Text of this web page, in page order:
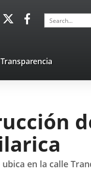
Link
application.
application.
Search
Transparencia
en la calle